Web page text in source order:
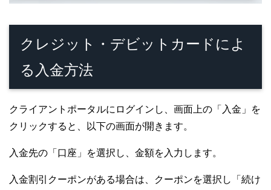
クレジット・デビットカードによ
る入金方法
クライアントポータルにログインし、画面上の「入金」を
クリックすると、以下の画面が開きます。
入金先の「口座」を選択し、金額を入力します。
入金割引クーポンがある場合は、クーポンを選択し「続け